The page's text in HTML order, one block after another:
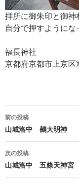
拝所に御朱印と御
自分で押すようにな
福長神社
京都府京都市上京
投
稿
ナ
ビ
ゲ
前の投稿
山城洛中 鵺大明神
次の投稿
山城洛中 五條天神宮